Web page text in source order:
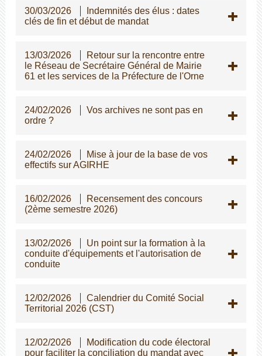
30/03/2026
Indemnités des élus : dates
clés de fin et début de mandat
13/03/2026
Retour sur la rencontre entre
le Réseau de Secrétaire Général de Mairie
61 et les services de la Préfecture de l'Orne
24/02/2026
Vos archives ne sont pas en
ordre ?
24/02/2026
Mise à jour de la base de vos
effectifs sur AGIRHE
16/02/2026
Recensement des concours
(2ème semestre 2026)
13/02/2026
Un point sur la formation à la
conduite d'équipements et l'autorisation de
conduite
12/02/2026
Calendrier du Comité Social
Territorial 2026 (CST)
12/02/2026
Modification du code électoral
pour faciliter la conciliation du mandat avec